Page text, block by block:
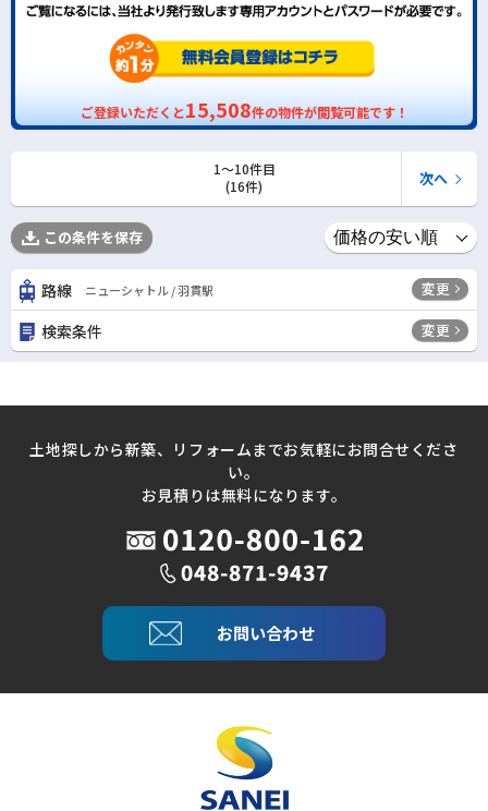
ご登録いただくと15,508件の物件が閲覧可能です！
1〜10件目
(16件)
次へ
この条件を保存
路線 ニューシャトル / 羽貫駅 変更
検索条件 変更
土地探しから新築、リフォームまでお気軽にお問合せくださ
い。
お見積りは無料になります。
お問い合わせ